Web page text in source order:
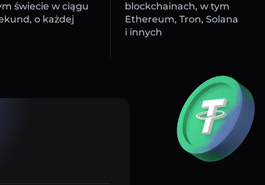
świecie w ciągu
o każdej
blockchainach, w tym
Ethereum, Tron, Solana
i innych